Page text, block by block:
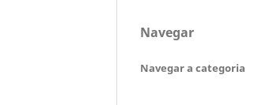
Navegar
Navegar a categoria